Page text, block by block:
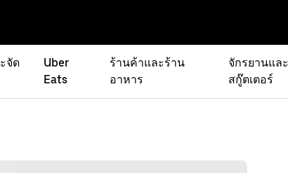
จัด
Uber
Eats
ร้านค้าและร้าน
อาหาร
จักรยานและ
สกู๊ตเตอร์